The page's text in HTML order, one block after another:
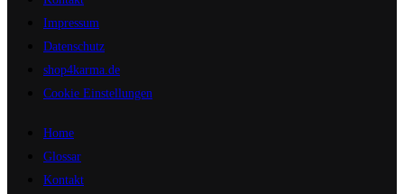
Impressum
Datenschutz
shop4karma.de
Cookie Einstellungen
Home
Glossar
Kontakt